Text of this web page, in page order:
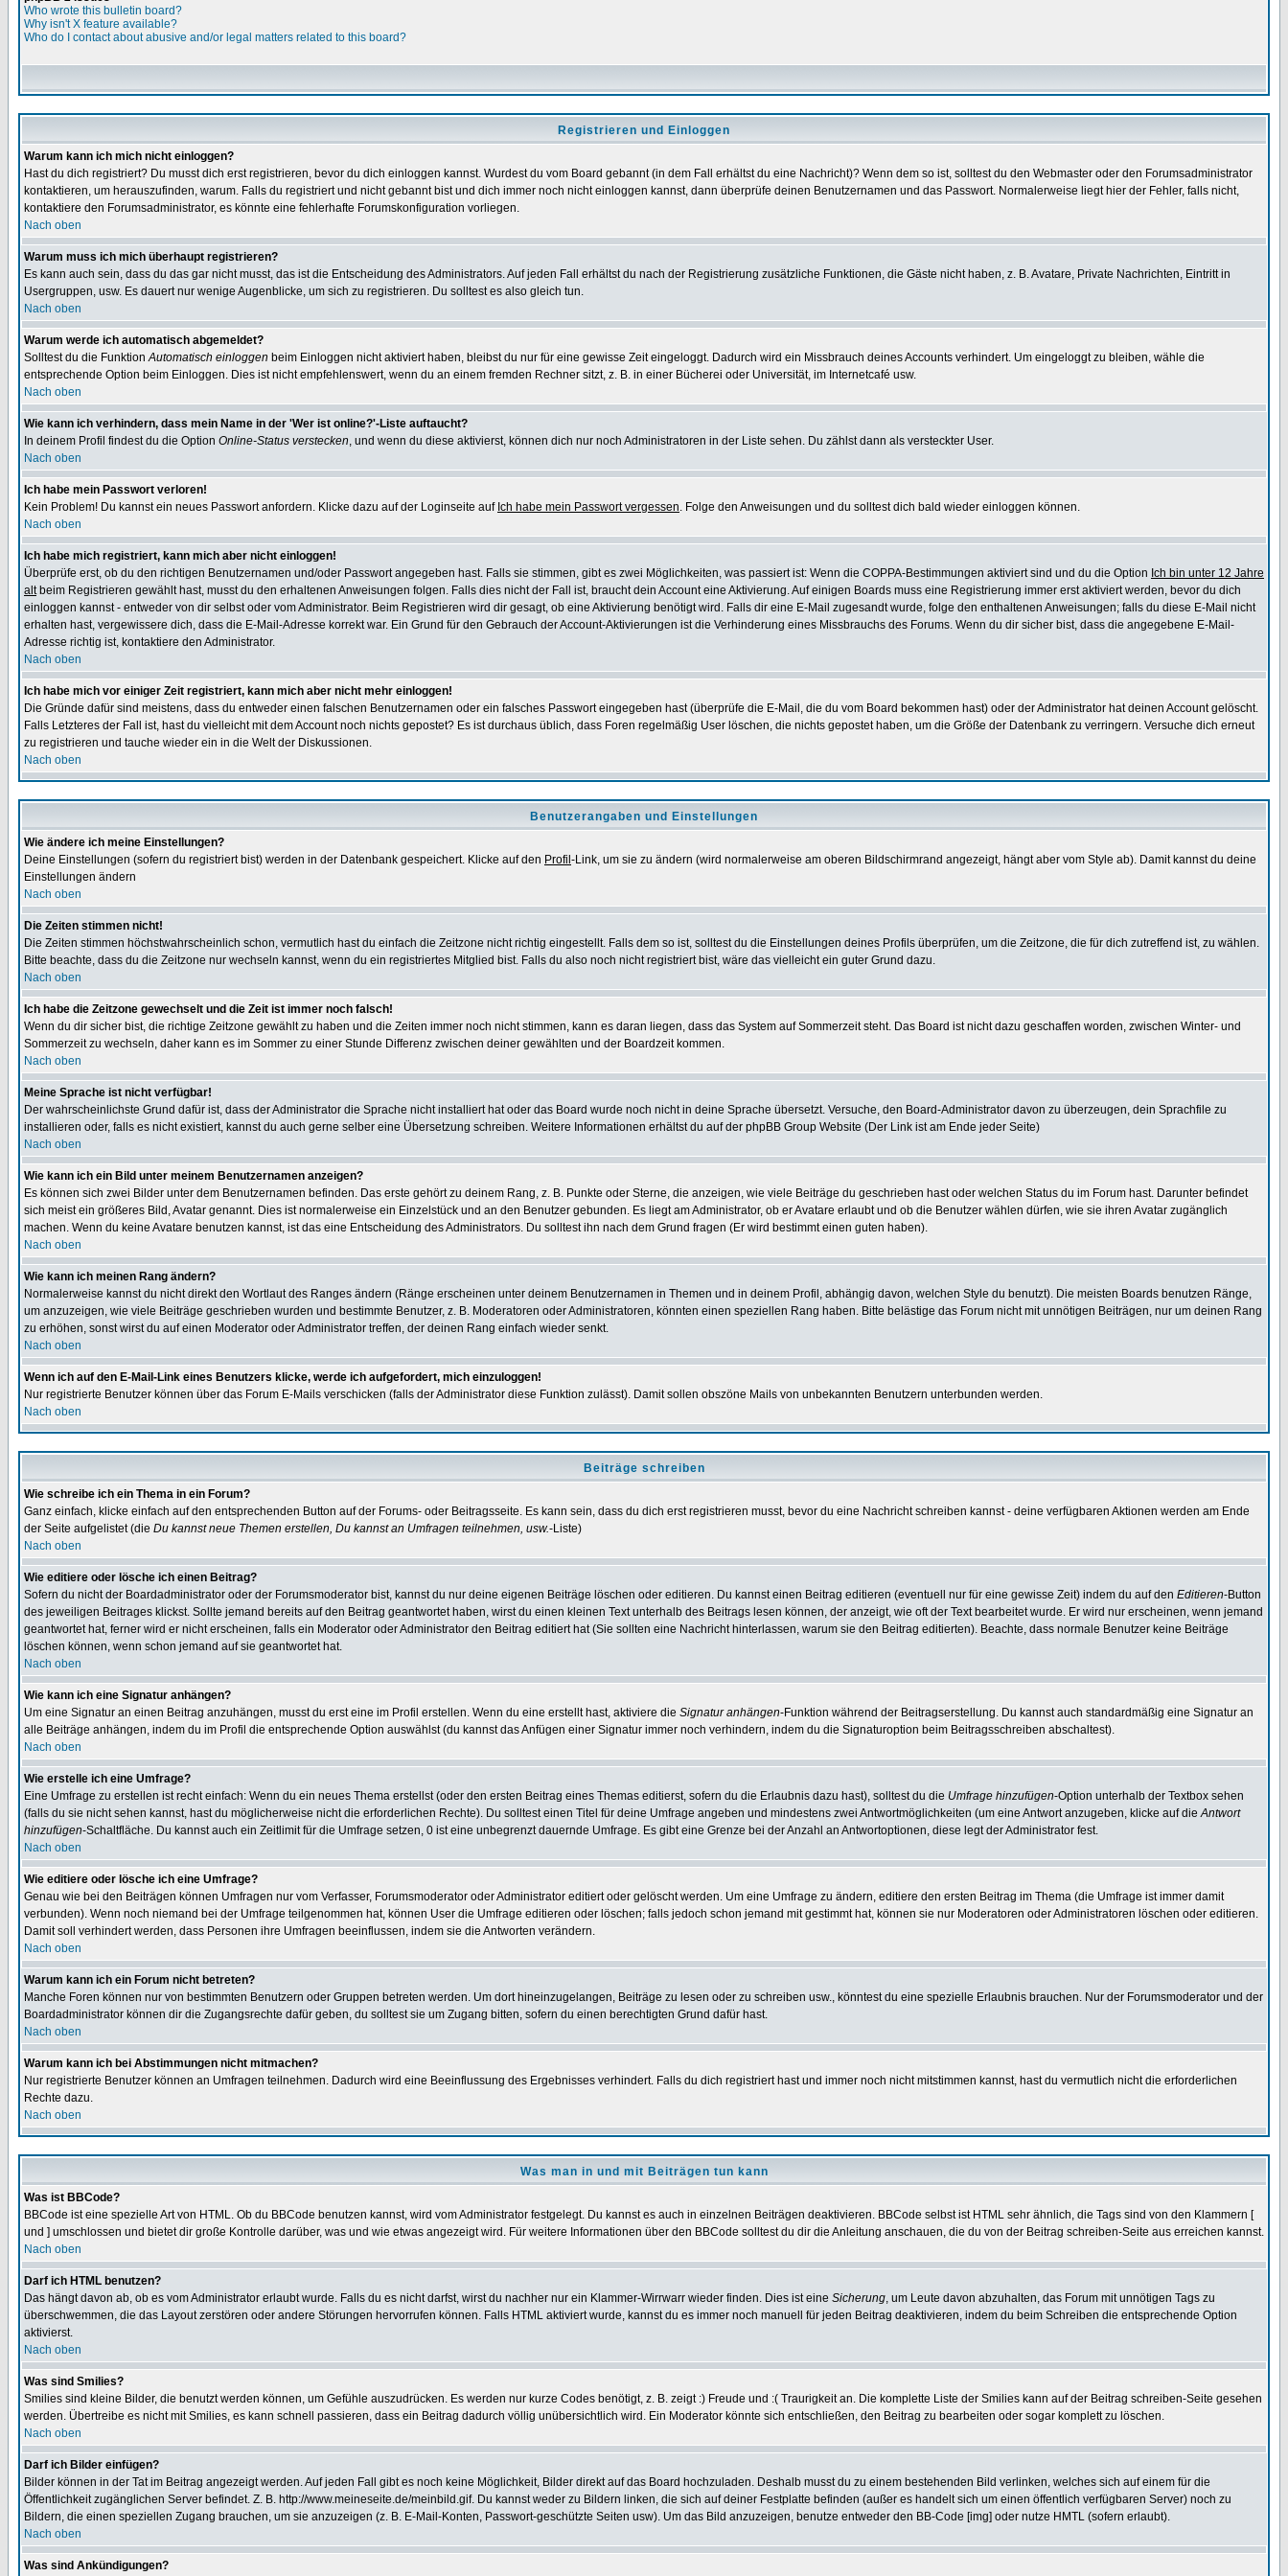
Who wrote this bulletin board?
Why isn't X feature available?
Who do I contact about abusive and/or legal matters related to this board?
Registrieren und Einloggen
Warum kann ich mich nicht einloggen?
Hast du dich registriert? Du musst dich erst registrieren, bevor du dich einloggen kannst. Wurdest du vom Board gebannt (in dem Fall erhältst du eine Nachricht)? Wenn dem so ist, solltest du den Webmaster oder den Forumsadministrator
kontaktieren, um herauszufinden, warum. Falls du registriert und nicht gebannt bist und dich immer noch nicht einloggen kannst, dann überprüfe deinen Benutzernamen und das Passwort. Normalerweise liegt hier der Fehler, falls nicht,
kontaktiere den Forumsadministrator, es könnte eine fehlerhafte Forumskonfiguration vorliegen.
Nach oben
Warum muss ich mich überhaupt registrieren?
Es kann auch sein, dass du das gar nicht musst, das ist die Entscheidung des Administrators. Auf jeden Fall erhältst du nach der Registrierung zusätzliche Funktionen, die Gäste nicht haben, z. B. Avatare, Private Nachrichten, Eintritt in
Usergruppen, usw. Es dauert nur wenige Augenblicke, um sich zu registrieren. Du solltest es also gleich tun.
Nach oben
Warum werde ich automatisch abgemeldet?
Solltest du die FunktionAutomatisch einloggen beim Einloggen nicht aktiviert haben, bleibst du nur für eine gewisse Zeit eingeloggt. Dadurch wird ein Missbrauch deines Accounts verhindert. Um eingeloggt zu bleiben, wähle die
entsprechende Option beim Einloggen. Dies ist nicht empfehlenswert, wenn du an einem fremden Rechner sitzt, z. B. in einer Bücherei oder Universität, im Internetcafé usw.
Nach oben
Wie kann ich verhindern, dass mein Name in der 'Wer ist online?'-Liste auftaucht?
In deinem Profil findest du die Option Online-Status verstecken, und wenn du diese aktivierst, können dich nur noch Administratoren in der Liste sehen. Du zählst dann als versteckter User.
Nach oben
Ich habe mein Passwort verloren!
Kein Problem! Du kannst ein neues Passwort anfordern. Klicke dazu auf der Loginseite auf Ich habe mein Passwort vergessen. Folge den Anweisungen und du solltest dich bald wieder einloggen können.
Nach oben
Ich habe mich registriert, kann mich aber nicht einloggen!
Überprüfe erst, ob du den richtigen Benutzernamen und/oder Passwort angegeben hast. Falls sie stimmen, gibt es zwei Möglichkeiten, was passiert ist: Wenn die COPPA-Bestimmungen aktiviert sind und du die Option Ich bin unter 12 Jahre
altbeim Registrieren gewählt hast, musst du den erhaltenen Anweisungen folgen. Falls dies nicht der Fall ist, braucht dein Account eine Aktivierung. Auf einigen Boards muss eine Registrierung immer erst aktiviert werden, bevor du dich
einloggen kannst - entweder von dir selbst oder vom Administrator. Beim Registrieren wird dir gesagt, ob eine Aktivierung benötigt wird. Falls dir eine E-Mail zugesandt wurde, folge den enthaltenen Anweisungen; falls du diese E-Mail nicht
erhalten hast, vergewissere dich, dass die E-Mail-Adresse korrekt war. Ein Grund für den Gebrauch der Account-Aktivierungen ist die Verhinderung eines Missbrauchs des Forums. Wenn du dir sicher bist, dass die angegebene E-Mail-
Adresse richtig ist, kontaktiere den Administrator.
Nach oben
Ich habe mich vor einiger Zeit registriert, kann mich aber nicht mehr einloggen!
Die Gründe dafür sind meistens, dass du entweder einen falschen Benutzernamen oder ein falsches Passwort eingegeben hast (überprüfe die E-Mail, die du vom Board bekommen hast) oder der Administrator hat deinen Account gelöscht.
Falls Letzteres der Fall ist, hast du vielleicht mit dem Account noch nichts gepostet? Es ist durchaus üblich, dass Foren regelmäßig User löschen, die nichts gepostet haben, um die Größe der Datenbank zu verringern. Versuche dich erneut
zu registrieren und tauche wieder ein in die Welt der Diskussionen.
Nach oben
Benutzerangaben und Einstellungen
Wie ändere ich meine Einstellungen?
Deine Einstellungen (sofern du registriert bist) werden in der Datenbank gespeichert. Klicke auf den Profil -Link, um sie zu ändern (wird normalerweise am oberen Bildschirmrand angezeigt, hängt aber vom Style ab). Damit kannst du deine
Einstellungen ändern
Nach oben
Die Zeiten stimmen nicht!
Die Zeiten stimmen höchstwahrscheinlich schon, vermutlich hast du einfach die Zeitzone nicht richtig eingestellt. Falls dem so ist, solltest du die Einstellungen deines Profils überprüfen, um die Zeitzone, die für dich zutreffend ist, zu wählen.
Bitte beachte, dass du die Zeitzone nur wechseln kannst, wenn du ein registriertes Mitglied bist. Falls du also noch nicht registriert bist, wäre das vielleicht ein guter Grund dazu.
Nach oben
Ich habe die Zeitzone gewechselt und die Zeit ist immer noch falsch!
Wenn du dir sicher bist, die richtige Zeitzone gewählt zu haben und die Zeiten immer noch nicht stimmen, kann es daran liegen, dass das System auf Sommerzeit steht. Das Board ist nicht dazu geschaffen worden, zwischen Winter- und
Sommerzeit zu wechseln, daher kann es im Sommer zu einer Stunde Differenz zwischen deiner gewählten und der Boardzeit kommen.
Nach oben
Meine Sprache ist nicht verfügbar!
Der wahrscheinlichste Grund dafür ist, dass der Administrator die Sprache nicht installiert hat oder das Board wurde noch nicht in deine Sprache übersetzt. Versuche, den Board-Administrator davon zu überzeugen, dein Sprachfile zu
installieren oder, falls es nicht existiert, kannst du auch gerne selber eine Übersetzung schreiben. Weitere Informationen erhältst du auf der phpBB Group Website (Der Link ist am Ende jeder Seite)
Nach oben
Wie kann ich ein Bild unter meinem Benutzernamen anzeigen?
Es können sich zwei Bilder unter dem Benutzernamen befinden. Das erste gehört zu deinem Rang, z. B. Punkte oder Sterne, die anzeigen, wie viele Beiträge du geschrieben hast oder welchen Status du im Forum hast. Darunter befindet
sich meist ein größeres Bild, Avatar genannt. Dies ist normalerweise ein Einzelstück und an den Benutzer gebunden. Es liegt am Administrator, ob er Avatare erlaubt und ob die Benutzer wählen dürfen, wie sie ihren Avatar zugänglich
machen. Wenn du keine Avatare benutzen kannst, ist das eine Entscheidung des Administrators. Du solltest ihn nach dem Grund fragen (Er wird bestimmt einen guten haben).
Nach oben
Wie kann ich meinen Rang ändern?
Normalerweise kannst du nicht direkt den Wortlaut des Ranges ändern (Ränge erscheinen unter deinem Benutzernamen in Themen und in deinem Profil, abhängig davon, welchen Style du benutzt). Die meisten Boards benutzen Ränge,
um anzuzeigen, wie viele Beiträge geschrieben wurden und bestimmte Benutzer, z. B. Moderatoren oder Administratoren, könnten einen speziellen Rang haben. Bitte belästige das Forum nicht mit unnötigen Beiträgen, nur um deinen Rang
zu erhöhen, sonst wirst du auf einen Moderator oder Administrator treffen, der deinen Rang einfach wieder senkt.
Nach oben
Wenn ich auf den E-Mail-Link eines Benutzers klicke, werde ich aufgefordert, mich einzuloggen!
Nur registrierte Benutzer können über das Forum E-Mails verschicken (falls der Administrator diese Funktion zulässt). Damit sollen obszöne Mails von unbekannten Benutzern unterbunden werden.
Nach oben
Beiträge schreiben
Wie schreibe ich ein Thema in ein Forum?
Ganz einfach, klicke einfach auf den entsprechenden Button auf der Forums- oder Beitragsseite. Es kann sein, dass du dich erst registrieren musst, bevor du eine Nachricht schreiben kannst - deine verfügbaren Aktionen werden am Ende
der Seite aufgelistet (die Du kannst neue Themen erstellen, Du kannst an Umfragen teilnehmen, usw.-Liste)
Nach oben
Wie editiere oder lösche ich einen Beitrag?
Sofern du nicht der Boardadministrator oder der Forumsmoderator bist, kannst du nur deine eigenen Beiträge löschen oder editieren. Du kannst einen Beitrag editieren (eventuell nur für eine gewisse Zeit) indem du auf den Editieren-Button
des jeweiligen Beitrages klickst. Sollte jemand bereits auf den Beitrag geantwortet haben, wirst du einen kleinen Text unterhalb des Beitrags lesen können, der anzeigt, wie oft der Text bearbeitet wurde. Er wird nur erscheinen, wenn jemand
geantwortet hat, ferner wird er nicht erscheinen, falls ein Moderator oder Administrator den Beitrag editiert hat (Sie sollten eine Nachricht hinterlassen, warum sie den Beitrag editierten). Beachte, dass normale Benutzer keine Beiträge
löschen können, wenn schon jemand auf sie geantwortet hat.
Nach oben
Wie kann ich eine Signatur anhängen?
Um eine Signatur an einen Beitrag anzuhängen, musst du erst eine im Profil erstellen. Wenn du eine erstellt hast, aktiviere die Signatur anhängen-Funktion während der Beitragserstellung. Du kannst auch standardmäßig eine Signatur an
alle Beiträge anhängen, indem du im Profil die entsprechende Option auswählst (du kannst das Anfügen einer Signatur immer noch verhindern, indem du die Signaturoption beim Beitragsschreiben abschaltest).
Nach oben
Wie erstelle ich eine Umfrage?
Eine Umfrage zu erstellen ist recht einfach: Wenn du ein neues Thema erstellst (oder den ersten Beitrag eines Themas editierst, sofern du die Erlaubnis dazu hast), solltest du die Umfrage hinzufügen-Option unterhalb der Textbox sehen
(falls du sie nicht sehen kannst, hast du möglicherweise nicht die erforderlichen Rechte). Du solltest einen Titel für deine Umfrage angeben und mindestens zwei Antwortmöglichkeiten (um eine Antwort anzugeben, klicke auf dieAntwort
hinzufügen-Schaltfläche. Du kannst auch ein Zeitlimit für die Umfrage setzen, 0 ist eine unbegrenzt dauernde Umfrage. Es gibt eine Grenze bei der Anzahl an Antwortoptionen, diese legt der Administrator fest.
Nach oben
Wie editiere oder lösche ich eine Umfrage?
Genau wie bei den Beiträgen können Umfragen nur vom Verfasser, Forumsmoderator oder Administrator editiert oder gelöscht werden. Um eine Umfrage zu ändern, editiere den ersten Beitrag im Thema (die Umfrage ist immer damit
verbunden). Wenn noch niemand bei der Umfrage teilgenommen hat, können User die Umfrage editieren oder löschen; falls jedoch schon jemand mit gestimmt hat, können sie nur Moderatoren oder Administratoren löschen oder editieren.
Damit soll verhindert werden, dass Personen ihre Umfragen beeinflussen, indem sie die Antworten verändern.
Nach oben
Warum kann ich ein Forum nicht betreten?
Manche Foren können nur von bestimmten Benutzern oder Gruppen betreten werden. Um dort hineinzugelangen, Beiträge zu lesen oder zu schreiben usw., könntest du eine spezielle Erlaubnis brauchen. Nur der Forumsmoderator und der
Boardadministrator können dir die Zugangsrechte dafür geben, du solltest sie um Zugang bitten, sofern du einen berechtigten Grund dafür hast.
Nach oben
Warum kann ich bei Abstimmungen nicht mitmachen?
Nur registrierte Benutzer können an Umfragen teilnehmen. Dadurch wird eine Beeinflussung des Ergebnisses verhindert. Falls du dich registriert hast und immer noch nicht mitstimmen kannst, hast du vermutlich nicht die erforderlichen
Rechte dazu.
Nach oben
Was man in und mit Beiträgen tun kann
Was ist BBCode?
BBCode ist eine spezielle Art von HTML. Ob du BBCode benutzen kannst, wird vom Administrator festgelegt. Du kannst es auch in einzelnen Beiträgen deaktivieren. BBCode selbst ist HTML sehr ähnlich, die Tags sind von den Klammern [
und ] umschlossen und bietet dir große Kontrolle darüber, was und wie etwas angezeigt wird. Für weitere Informationen über den BBCode solltest du dir die Anleitung anschauen, die du von der Beitrag schreiben-Seite aus erreichen kannst.
Nach oben
Darf ich HTML benutzen?
Das hängt davon ab, ob es vom Administrator erlaubt wurde. Falls du es nicht darfst, wirst du nachher nur ein Klammer-Wirrwarr wieder finden. Dies ist eine Sicherung, um Leute davon abzuhalten, das Forum mit unnötigen Tags zu
überschwemmen, die das Layout zerstören oder andere Störungen hervorrufen können. Falls HTML aktiviert wurde, kannst du es immer noch manuell für jeden Beitrag deaktivieren, indem du beim Schreiben die entsprechende Option
aktivierst.
Nach oben
Was sind Smilies?
Smilies sind kleine Bilder, die benutzt werden können, um Gefühle auszudrücken. Es werden nur kurze Codes benötigt, z. B. zeigt :) Freude und :( Traurigkeit an. Die komplette Liste der Smilies kann auf der Beitrag schreiben-Seite gesehen
werden. Übertreibe es nicht mit Smilies, es kann schnell passieren, dass ein Beitrag dadurch völlig unübersichtlich wird. Ein Moderator könnte sich entschließen, den Beitrag zu bearbeiten oder sogar komplett zu löschen.
Nach oben
Darf ich Bilder einfügen?
Bilder können in der Tat im Beitrag angezeigt werden. Auf jeden Fall gibt es noch keine Möglichkeit, Bilder direkt auf das Board hochzuladen. Deshalb musst du zu einem bestehenden Bild verlinken, welches sich auf einem für die
Öffentlichkeit zugänglichen Server befindet. Z. B. http://www.meineseite.de/meinbild.gif. Du kannst weder zu Bildern linken, die sich auf deiner Festplatte befinden (außer es handelt sich um einen öffentlich verfügbaren Server) noch zu
Bildern, die einen speziellen Zugang brauchen, um sie anzuzeigen (z. B. E-Mail-Konten, Passwort-geschützte Seiten usw). Um das Bild anzuzeigen, benutze entweder den BB-Code [img] oder nutze HMTL (sofern erlaubt).
Nach oben
Was sind Ankündigungen?